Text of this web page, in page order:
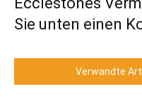
Sie unten einen
Verwandte